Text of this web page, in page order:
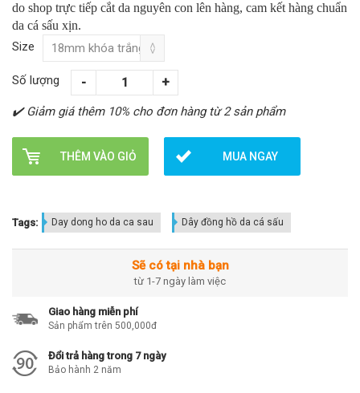
do shop trực tiếp cắt da nguyên con lên hàng, cam kết hàng chuẩn
da cá sấu xịn.
Size
Số lượng
✔️ Giảm giá thêm 10% cho đơn hàng từ 2 sản phẩm
THÊM VÀO GIỎ MUA NGAY
Tags: Day dong ho da ca sau Dây đồng hồ da cá sấu
Sẽ có tại nhà bạn
từ 1-7 ngày làm việc
Giao hàng miễn phí
Sản phẩm trên 500,000đ
Đổi trả hàng trong 7 ngày
Bảo hành 2 năm